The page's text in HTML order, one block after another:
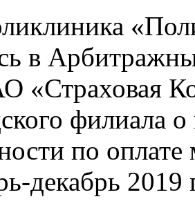
в
«Страховая
филиала
по
декабрь 2019